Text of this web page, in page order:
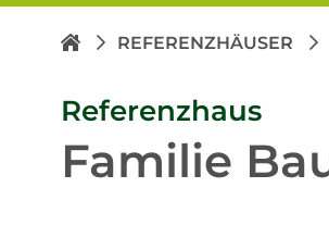
REFERENZHÄUSER
Referenzhaus
Familie